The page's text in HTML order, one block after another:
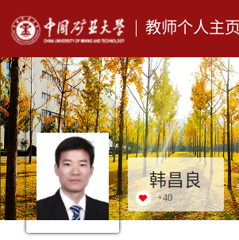
教师个人主页
韩昌良
+40